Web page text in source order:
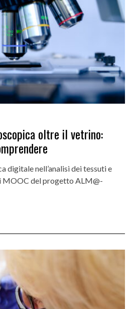
oltre il vetrino:
digitale nell’analisi dei tessuti e
MOOC del progetto ALM@-